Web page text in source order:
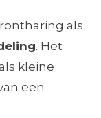
als
. Het
kleine
een